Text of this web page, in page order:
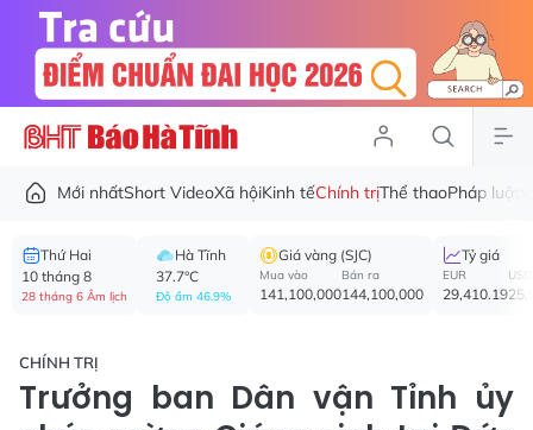
Mới nhấtShort VideoXã hộiKinh tếChính trịThể thaoPháp luật
Thứ Hai
10 tháng 8
28 tháng 6 Âm lịch
Hà Tĩnh
37.7°C
Độ ẩm 46.9%
Giá vàng (SJC)
Mua vào
141,100,000
Bán ra
144,100,000
Tỷ giá
EUR
29,410.19
USD
CHÍNH TRỊ
Trưởng ban Dân vận Tỉnh ủy